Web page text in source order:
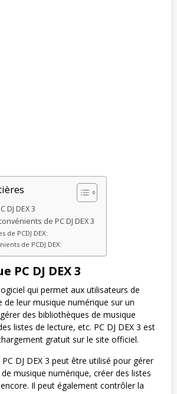
DJ DEX 3
de PC DJ DEX 3
de PCDJ DEX:
de PCDJ DEX:
PC DJ DEX 3
qui permet aux utilisateurs de
de leur musique numérique sur un
des bibliothèques de musique
listes de lecture, etc. PC DJ DEX 3 est
gratuit sur le site officiel.
PC DJ DEX 3 peut être utilisé pour gérer
musique numérique, créer des listes
Il peut également contrôler la